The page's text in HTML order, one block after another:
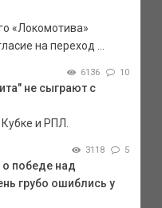
«Локомотива»
на переход ...
6136 10
не сыграют с
и РПЛ.
3118 5
о победе над
грубо ошиблись у